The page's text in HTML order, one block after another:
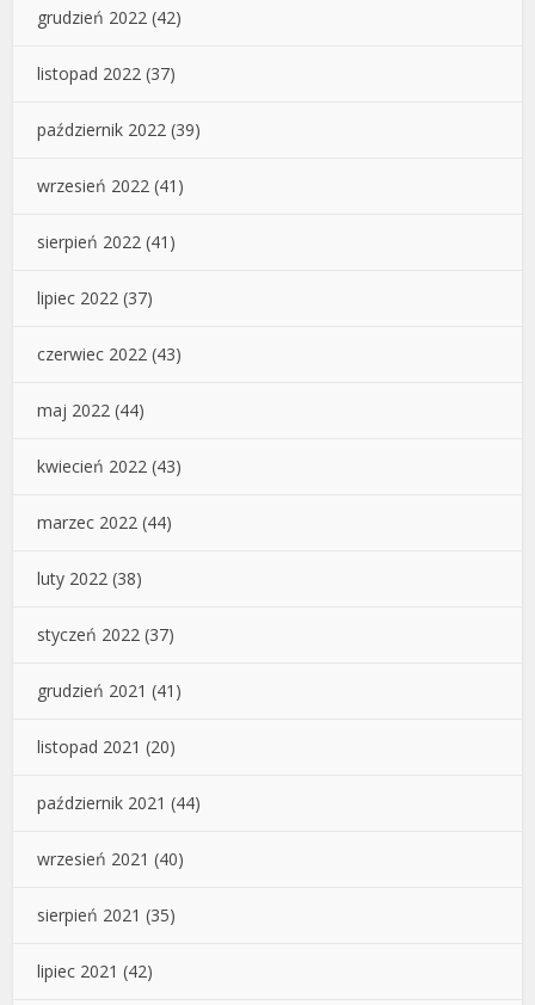
grudzień 2022 (42)
listopad 2022 (37)
październik 2022 (39)
wrzesień 2022 (41)
sierpień 2022 (41)
lipiec 2022 (37)
czerwiec 2022 (43)
maj 2022 (44)
kwiecień 2022 (43)
marzec 2022 (44)
luty 2022 (38)
styczeń 2022 (37)
grudzień 2021 (41)
listopad 2021 (20)
październik 2021 (44)
wrzesień 2021 (40)
sierpień 2021 (35)
lipiec 2021 (42)